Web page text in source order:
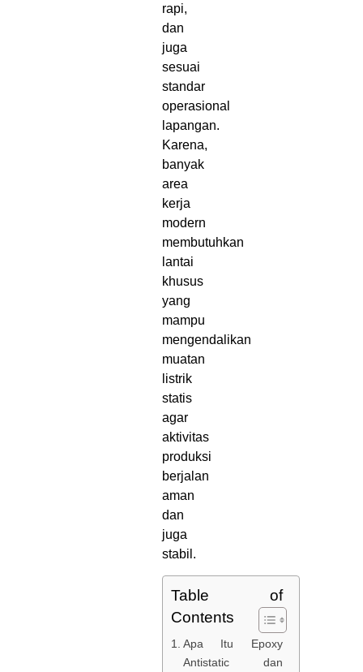
rapi,
dan
juga
sesuai
standar
operasional
lapangan.
Karena,
banyak
area
kerja
modern
membutuhkan
lantai
khusus
yang
mampu
mengendalikan
muatan
listrik
statis
agar
aktivitas
produksi
berjalan
aman
dan
juga
stabil.
Table of
Contents
Apa Itu Epoxy
Antistatic dan